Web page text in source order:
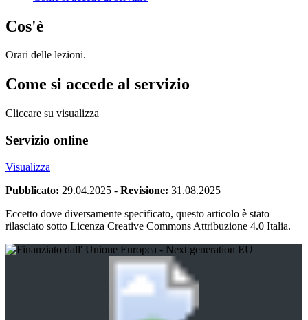
Cos'è
Orari delle lezioni.
Come si accede al servizio
Cliccare su visualizza
Servizio online
Visualizza
Pubblicato: 29.04.2025 - Revisione: 31.08.2025
Eccetto dove diversamente specificato, questo articolo è stato
rilasciato sotto Licenza Creative Commons Attribuzione 4.0 Italia.